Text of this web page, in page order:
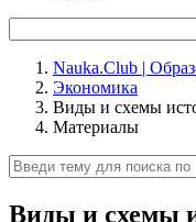
Nauka.Club |
Экономика
Виды и схемы
Материалы
Виды и схемы